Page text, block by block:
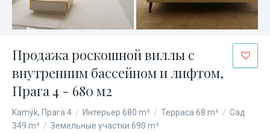
Продажа роскошной виллы с
внутренним бассейном и лифтом,
Прага 4 - 680 м2
Kamýk, Прага 4 / Интерьер 680 m² / Терраса 68 m² / Сад
349 m² / Земельные участки 690 m²